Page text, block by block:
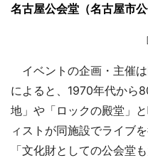
名古屋公会堂（名古屋市
イベントの企画・主催
によると、1970年代から
地」や「ロックの殿堂」
ィストが同施設でライブ
「文化財としての公会堂